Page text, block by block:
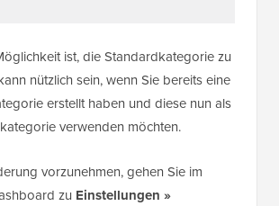
ist, die Standardkategorie zu
nützlich sein, wenn Sie bereits eine
erstellt haben und diese nun als
verwenden möchten.
vorzunehmen, gehen Sie im
zu Einstellungen »